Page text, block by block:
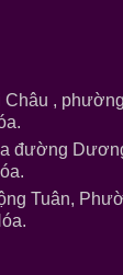
Châu ,
đường
Tuân,